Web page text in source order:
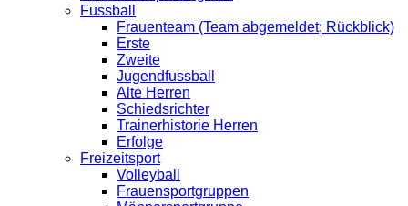
Fussball
Frauenteam (Team abgemeldet; Rückblick)
Erste
Zweite
Jugendfussball
Alte Herren
Schiedsrichter
Trainerhistorie Herren
Erfolge
Freizeitsport
Volleyball
Frauensportgruppen